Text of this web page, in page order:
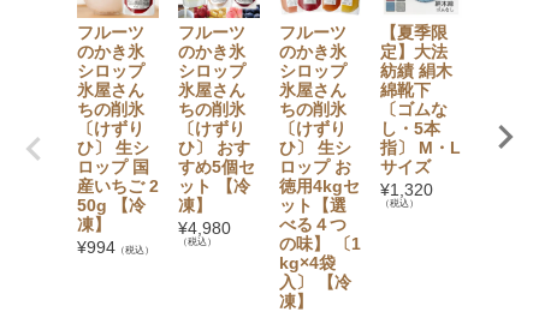
フルーツ
のかき氷
シロップ
氷屋さん
ちの削氷
〔けずり
ひ〕 生シ
ロップ 国
産いちご 2
50g 【冷
凍】
¥994 （税込）
フルーツ
のかき氷
シロップ
氷屋さん
ちの削氷
〔けずり
ひ〕 おす
すめ5個セ
ット 【冷
凍】
¥4,980
（税込）
フルーツ
のかき氷
シロップ
氷屋さん
ちの削氷
〔けずり
ひ〕 生シ
ロップ お
徳用4kgセ
ット【選
べる４つ
の味】 〔1
kg×4袋
入〕 【冷
凍】
【夏季限
定】大法
紡績 絹木
綿靴下
〔ゴムな
し・5本
指〕 M・L
サイズ
¥1,320
（税込）
プ6本
ト（い